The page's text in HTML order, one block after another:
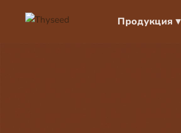
Продукция ▾